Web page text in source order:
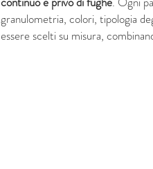
granulometria, colori, tipologia
essere scelti su misura,